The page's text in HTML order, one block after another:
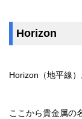
Horizon
Horizon（地平線）
ここから貴金属の